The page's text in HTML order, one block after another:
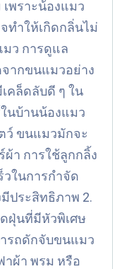
เพราะน้องแมว
ทำให้เกิดกลิ่นไม่
ว การดูแล
ากขนแมวอย่าง
คล็ดลับดี ๆ ใน
นบ้านน้องแมว
ว์ ขนแมวมักจะ
า การใช้ลูกกลิ้ง
วในการกำจัด
ประสิทธิภาพ 2.
ฝุ่นที่มีหัวพิเศษ
รถดักจับขนแมว
าผ้า พรม หรือ